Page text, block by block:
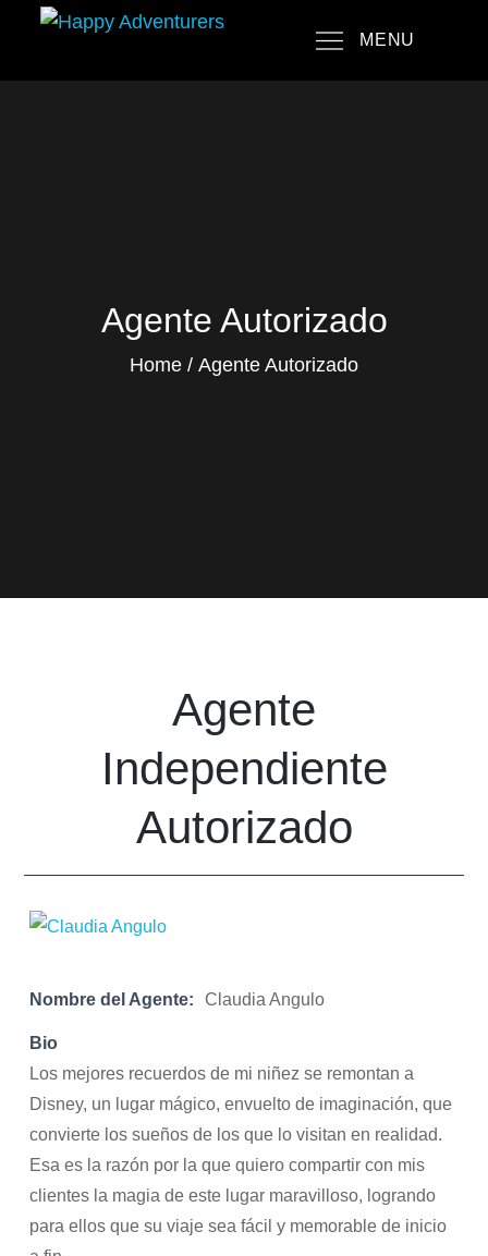
content
MENU
Agente Autorizado
Home Agente Autorizado
Agente
Independiente
Autorizado
Nombre del Agente: Claudia Angulo
Bio
Los mejores recuerdos de mi niñez se remontan a
Disney, un lugar mágico, envuelto de imaginación, que
convierte los sueños de los que lo visitan en realidad.
Esa es la razón por la que quiero compartir con mis
clientes la magia de este lugar maravilloso, logrando
para ellos que su viaje sea fácil y memorable de inicio